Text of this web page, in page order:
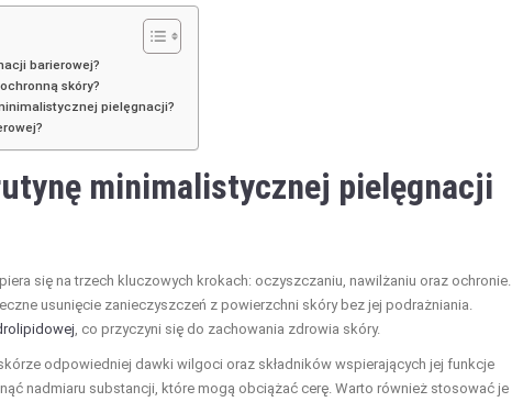
barierowej?
skóry?
pielęgnacji?
minimalistycznej pielęgnacji
się na trzech kluczowych krokach: oczyszczaniu, nawilżaniu oraz ochronie.
usunięcie zanieczyszczeń z powierzchni skóry bez jej podrażniania.
, co przyczyni się do zachowania zdrowia skóry.
odpowiedniej dawki wilgoci oraz składników wspierających jej funkcje
nadmiaru substancji, które mogą obciążać cerę. Warto również stosować je